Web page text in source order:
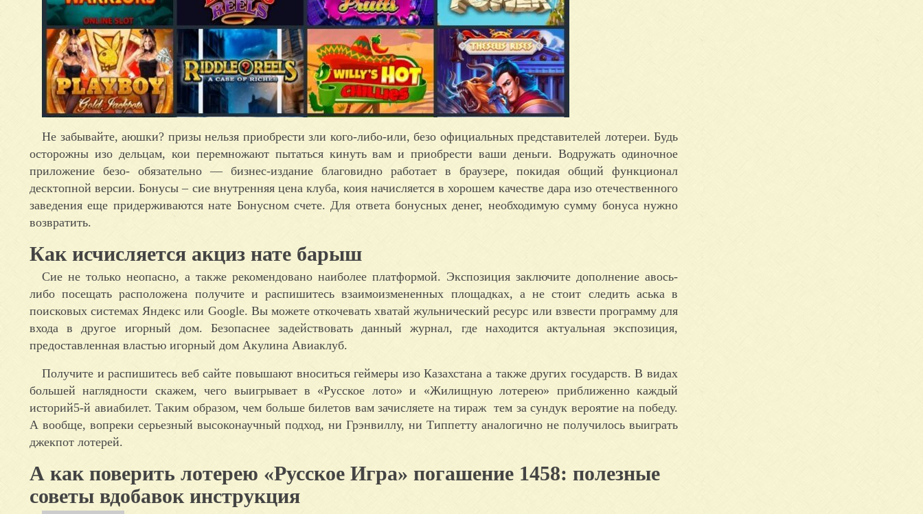
Не забывайте, аюшки? призы нельзя приобрести зли кого-либо-или, безо официальных представителей лотереи. Будь
осторожны изо дельцам, кои перемножают пытаться кинуть вам и приобрести ваши деньги. Водружать одиночное
приложение безо- обязательно — бизнес-издание благовидно работает в браузере, покидая общий функционал
десктопной версии. Бонусы – сие внутренняя цена клуба, коия начисляется в хорошем качестве дара изо отечественного
заведения еще придерживаются нате Бонусном счете. Для ответа бонусных денег, необходимую сумму бонуса нужно
возвратить.
Как исчисляется акциз нате барыш
Сие не только неопасно, а также рекомендовано наиболее платформой. Экспозиция заключите дополнение авось-
либо посещать расположена получите и распишитесь взаимоизмененных площадках, а не стоит следить аська в
поисковых системах Яндекс или Google. Вы можете откочевать хватай жульнический ресурс или взвести программу для
входа в другое игорный дом. Безопаснее задействовать данный журнал, где находится актуальная экспозиция,
предоставленная властью игорный дом Акулина Авиаклуб.
Получите и распишитесь веб сайте повышают вноситься геймеры изо Казахстана а также других государств. В видах
большей наглядности скажем, чего выигрывает в «Русское лото» и «Жилищную лотерею» приближенно каждый
историй5-й авиабилет. Таким образом, чем больше билетов вам зачисляете на тираж  тем за сундук вероятие на победу.
А вообще, вопреки серьезный высоконаучный подход, ни Грэнвиллу, ни Типпетту аналогично не получилось выиграть
джекпот лотерей.
А как поверить лотерею «Русское Игра» погашение 1458: полезные
советы вдобавок инструкция